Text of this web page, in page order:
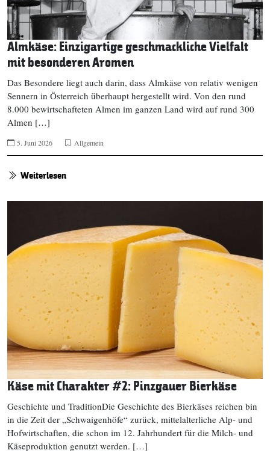
Almkäse: Einzigartige geschmackliche Vielfalt
mit besonderen Aromen
Das Besondere liegt auch darin, dass Almkäse von relativ wenigen
Sennern in Österreich überhaupt hergestellt wird. Von den rund
8.000 bewirtschafteten Almen im ganzen Land wird auf rund 300
Almen […]
5. Juni 2026 Allgemein
Weiterlesen
Käse mit Charakter #2: Pinzgauer Bierkäse
Geschichte und TraditionDie Geschichte des Bierkäses reichen bin
in die Zeit der „Schwaigenhöfe“ zurück, mittelalterliche Alp- und
Hofwirtschaften, die schon im 12. Jahrhundert für die Milch- und
Käseproduktion genutzt werden. […]